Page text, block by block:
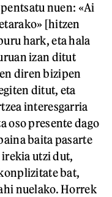
nuen: «Ai
[hitzen
hark, eta hala
izan ditut
diren bizipen
ditut, eta
interesgarria
oso presente dago
baita pasarte
utzi dut,
bat,
nuelako. Horrek